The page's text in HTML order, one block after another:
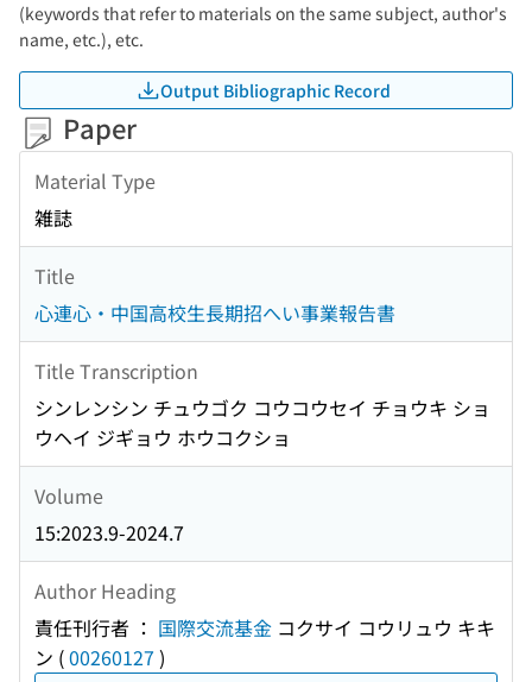
(keywords that refer to materials on the same subject, author's
name, etc.), etc.
Output Bibliographic Record
Paper
Material Type
雑誌
Title
心連心・中国高校生長期招へい事業報告書
Title Transcription
シンレンシン チュウゴク コウコウセイ チョウキ ショ
ウヘイ ジギョウ ホウコクショ
Volume
15:2023.9-2024.7
Author Heading
責任刊行者 ： 国際交流基金 コクサイ コウリュウ キキ
ン (00260127 )